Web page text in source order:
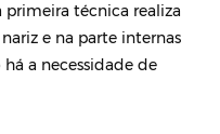
primeira técnica realiza
e na parte internas
a necessidade de